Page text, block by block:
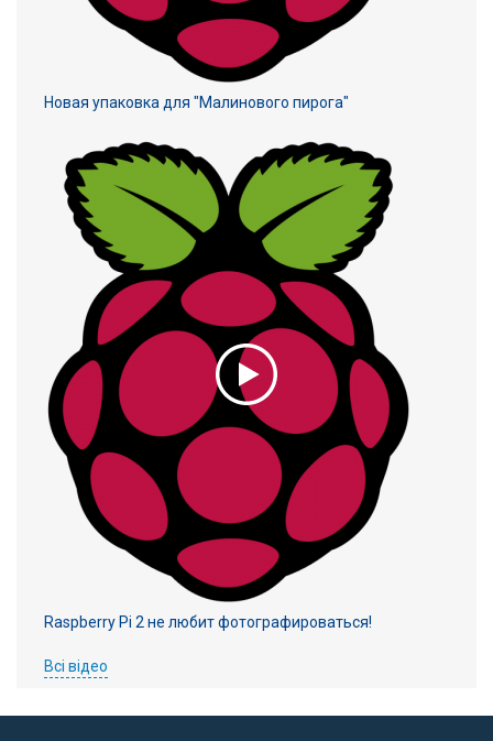
Новая упаковка для "Малинового пирога"
Raspberry Pi 2 не любит фотографироваться!
Всі відео